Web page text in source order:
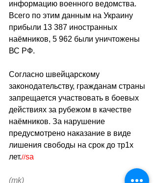
информацию военного ведомства.
Всего по этим данным на Украину
прибыли 13 387 иностранных
наёмников, 5 962 были уничтожены
ВС РФ.
Согласно швейцарскому
законодательству, гражданам страны
запрещается участвовать в боевых
действиях за рубежом в качестве
наёмников. За нарушение
предусмотрено наказание в виде
лишения свободы на срок до тр1х
лет.//sa
(mk)